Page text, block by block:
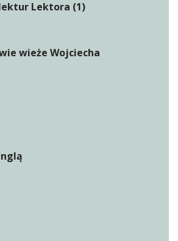
Lektora (1)
wieże Wojciecha